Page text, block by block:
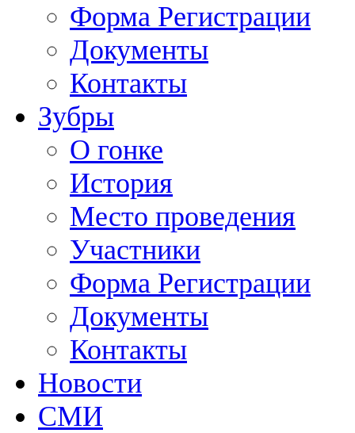
Форма Регистрации
Документы
Контакты
Зубры
О гонке
История
Место проведения
Участники
Форма Регистрации
Документы
Контакты
Новости
СМИ